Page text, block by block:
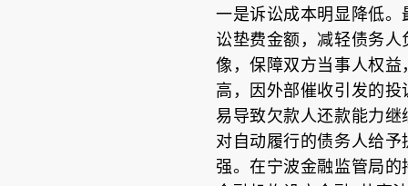
一是诉讼成本明显降低
讼垫费金额，减轻债务
像，保障双方当事人权
高，因外部催收引发的
易导致欠款人还款能力
对自动履行的债务人给
强。在宁波金融监管局